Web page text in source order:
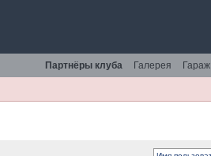
Гараж
Галерея
Партнёры клуба